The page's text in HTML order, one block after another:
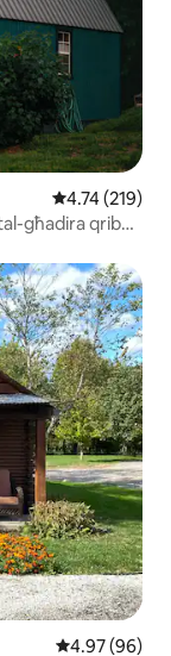
Rating medju
4.74 (219)
għadira qrib
Rating medju
4.97 (96)